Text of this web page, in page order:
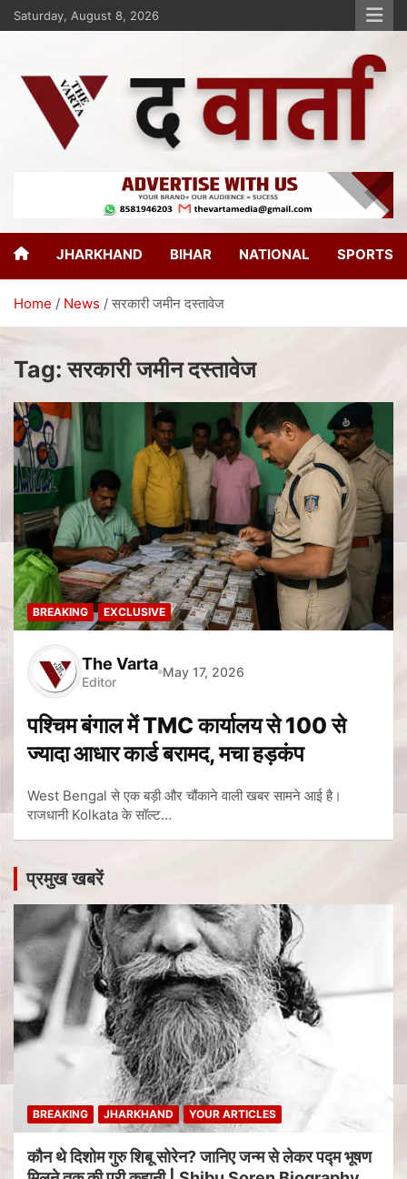
Saturday, August 8, 2026
The Varta
JHARKHAND BIHAR NATIONAL SPORTS
Home News सरकारी जमीन दस्तावेज
Tag:सरकारी जमीन दस्तावेज
BREAKING EXCLUSIVE
The Varta
Editor
May 17, 2026
पश्चिम बंगाल में TMC कार्यालय से 100 से
ज्यादा आधार कार्ड बरामद, मचा हड़कंप
West Bengal से एक बड़ी और चौंकाने वाली खबर सामने आई है।
राजधानी Kolkata के सॉल्ट…
प्रमुख खबरें
BREAKING JHARKHAND YOUR ARTICLES
कौन थे दिशोम गुरु शिबू सोरेन? जानिए जन्म से लेकर पद्म भूषण